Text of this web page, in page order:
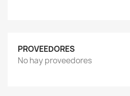
PROVEEDORES
No hay proveedores